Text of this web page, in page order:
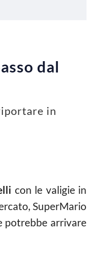
dal
in
con le valigie in
SuperMario
potrebbe arrivare